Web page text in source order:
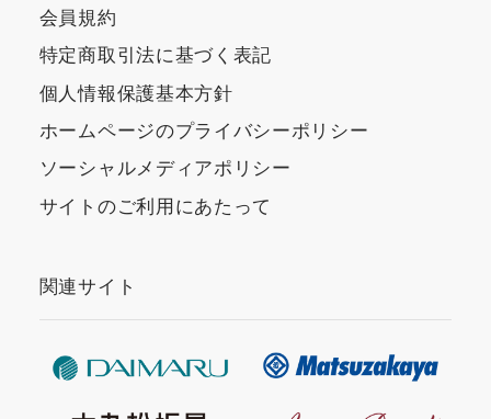
会員規約
特定商取引法に基づく表記
個人情報保護基本方針
ホームページのプライバシーポリシー
ソーシャルメディアポリシー
サイトのご利用にあたって
関連サイト